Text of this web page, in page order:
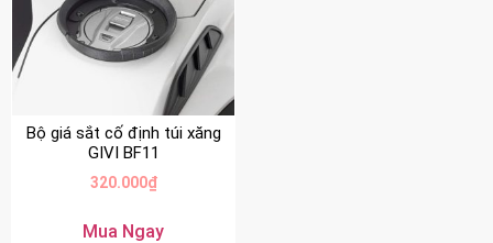
Bộ giá sắt cố định túi xăng
GIVI BF11
320.000₫
Mua Ngay